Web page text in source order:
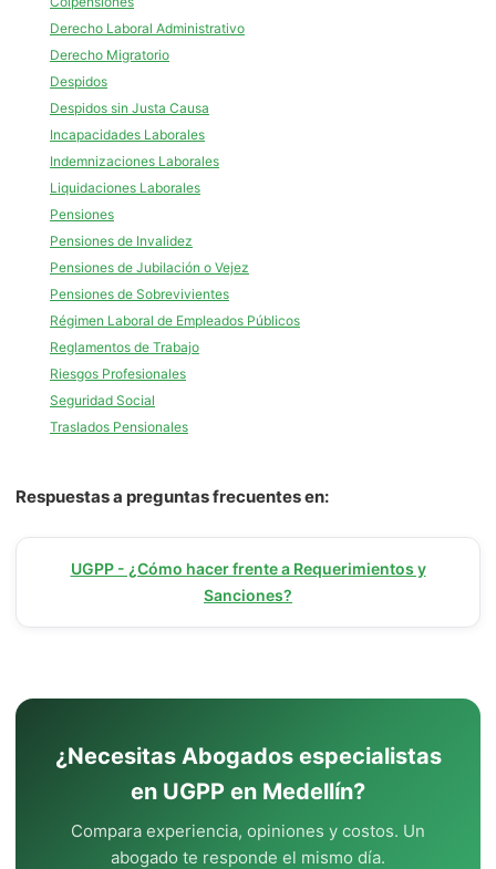
Derecho Laboral Administrativo
Derecho Migratorio
Despidos
Despidos sin Justa Causa
Incapacidades Laborales
Indemnizaciones Laborales
Liquidaciones Laborales
Pensiones
Pensiones de Invalidez
Pensiones de Jubilación o Vejez
Pensiones de Sobrevivientes
Régimen Laboral de Empleados Públicos
Reglamentos de Trabajo
Riesgos Profesionales
Seguridad Social
Traslados Pensionales
Respuestas a preguntas frecuentes en:
UGPP - ¿Cómo hacer frente a Requerimientos y
Sanciones?
¿Necesitas Abogados especialistas
en UGPP en Medellín?
Compara experiencia, opiniones y costos. Un
abogado te responde el mismo día.